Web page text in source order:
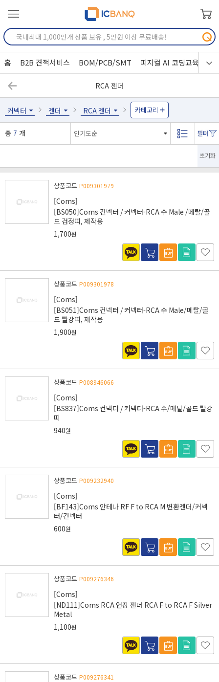
홈 B2B 견적서비스 BOM/PCB/SMT 피지컬 AI 코딩교육
RCA 젠더
커넥터 젠더 RCA 젠더 카테고리
총 7 개
초기화
상품코드 P009301979
[Coms]
[BS050]Coms 컨넥터 / 커넥터-RCA 수 Male /메탈/골
드 검정띠, 제작용
1,700원
상품코드 P009301978
[Coms]
[BS051]Coms 컨넥터 / 커넥터-RCA 수 Male/메탈/골
드 빨강띠, 제작용
1,900원
상품코드 P008946066
[Coms]
[BS837]Coms 컨넥터 / 커넥터-RCA 수/메탈/골드 빨강
띠
940원
상품코드 P009232940
[Coms]
[BF143]Coms 안테나 RF F to RCA M 변환젠더/커넥
터/컨넥터
600원
상품코드 P009276346
[Coms]
[ND111]Coms RCA 연장 젠더 RCA F to RCA F Silver
Metal
1,100원
상품코드 P009276341